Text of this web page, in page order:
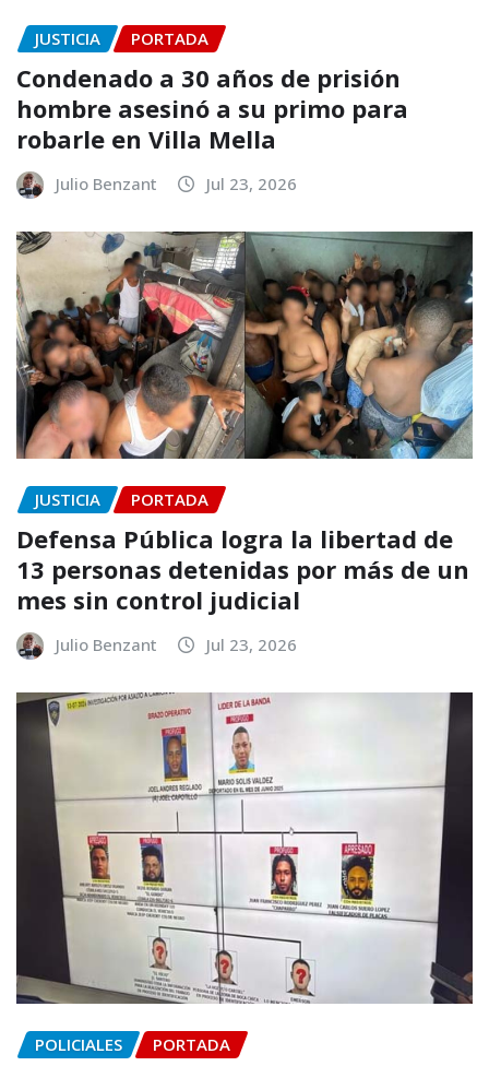
JUSTICIA PORTADA
Condenado a 30 años de prisión
hombre asesinó a su primo para
robarle en Villa Mella
Julio Benzant Jul 23, 2026
JUSTICIA PORTADA
Defensa Pública logra la libertad de
13 personas detenidas por más de un
mes sin control judicial
Julio Benzant Jul 23, 2026
POLICIALES PORTADA